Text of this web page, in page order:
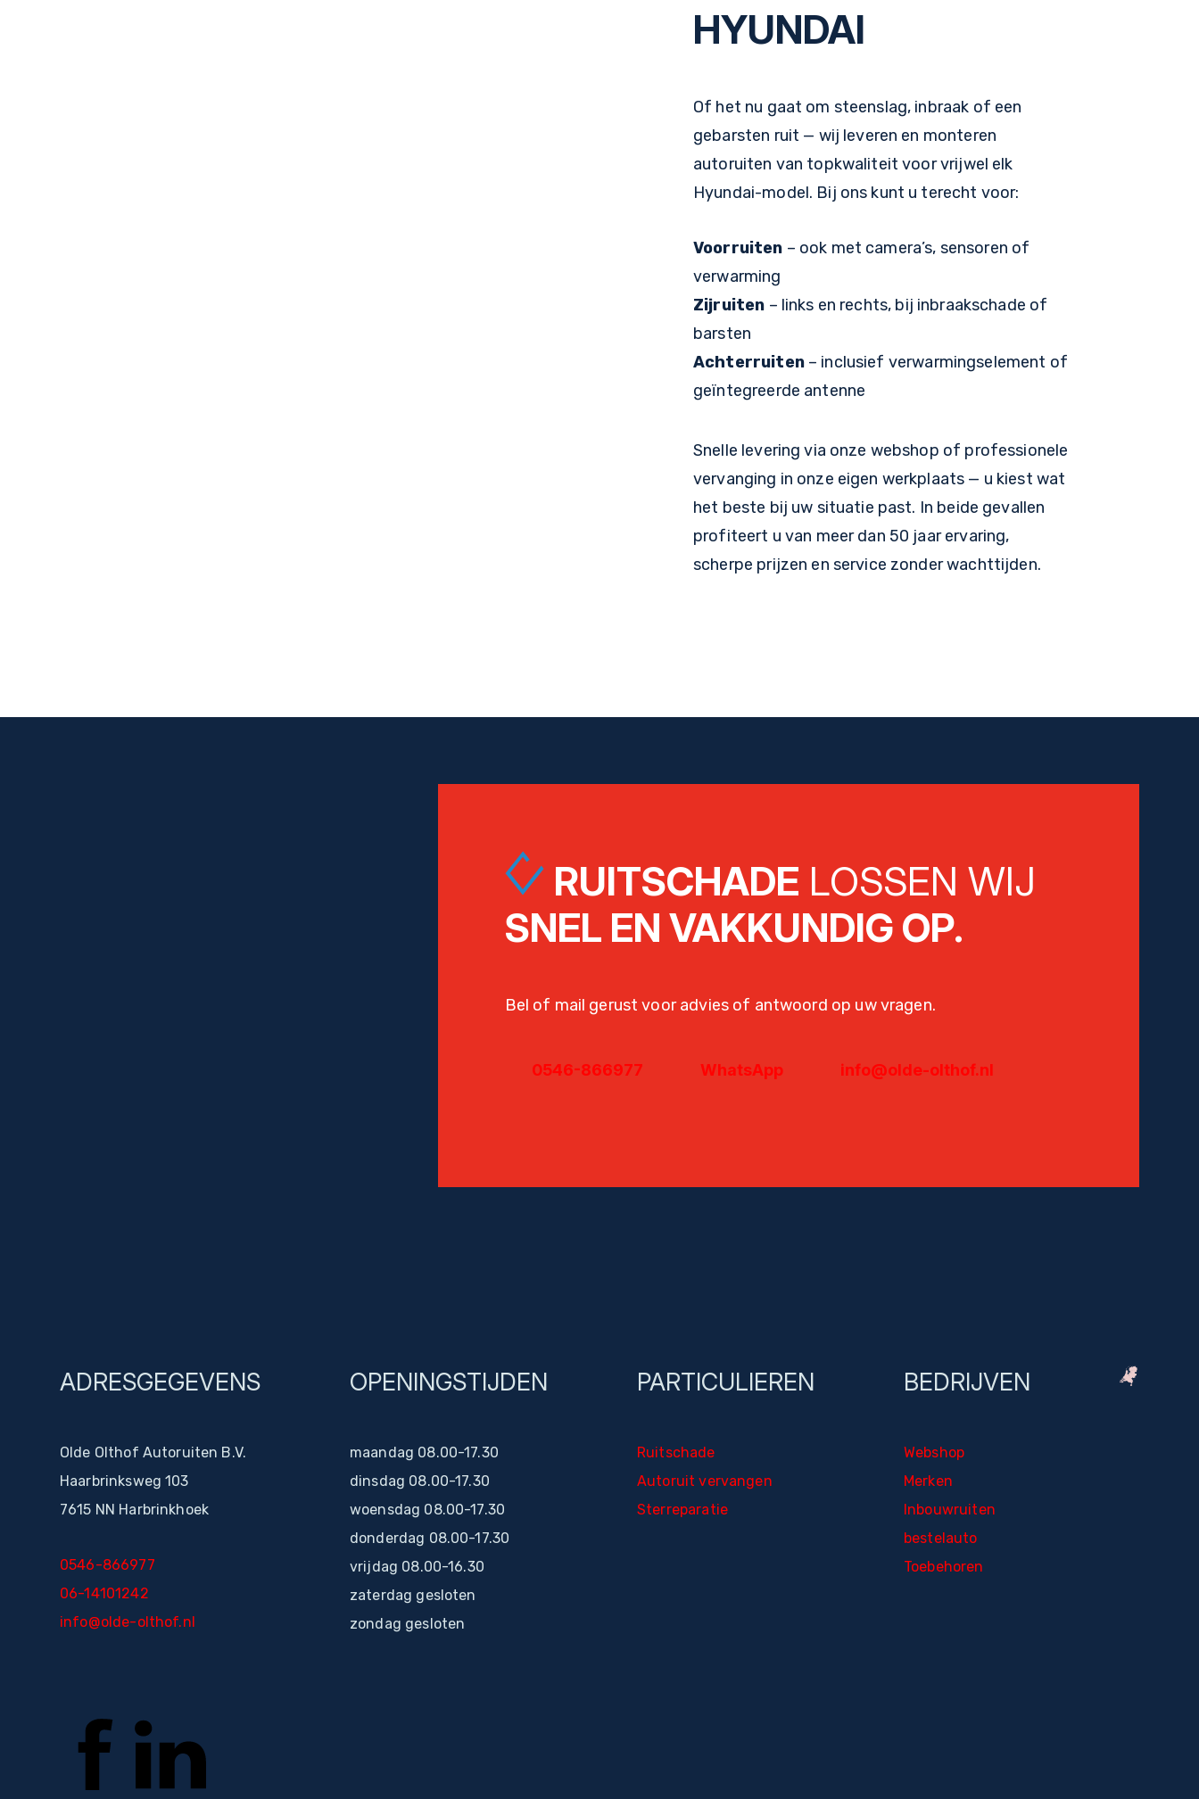
HYUNDAI
Of het nu gaat om steenslag, inbraak of een
gebarsten ruit — wij leveren en monteren
autoruiten van topkwaliteit voor vrijwel elk
Hyundai-model. Bij ons kunt u terecht voor:
Voorruiten – ook met camera’s, sensoren of
verwarming
Zijruiten – links en rechts, bij inbraakschade of
barsten
Achterruiten– inclusief verwarmingselement of
geïntegreerde antenne
Snelle levering via onze webshop of professionele
vervanging in onze eigen werkplaats — u kiest wat
het beste bij uw situatie past. In beide gevallen
profiteert u van meer dan 50 jaar ervaring,
scherpe prijzen en service zonder wachttijden.
RUITSCHADE LOSSEN WIJ
SNEL EN VAKKUNDIG OP.
Bel of mail gerust voor advies of antwoord op uw vragen.
0546-866977 WhatsApp info@olde-olthof.nl
ADRESGEGEVENS
Olde Olthof Autoruiten B.V.
Haarbrinksweg 103
7615 NN Harbrinkhoek
0546-866977
06-14101242
info@olde-olthof.nl
OPENINGSTIJDEN
maandag 08.00-17.30
dinsdag 08.00-17.30
woensdag 08.00-17.30
donderdag 08.00-17.30
vrijdag 08.00-16.30
zaterdag gesloten
zondag gesloten
PARTICULIEREN
Ruitschade
Autoruit vervangen
Sterreparatie
BEDRIJVEN
Webshop
Merken
Inbouwruiten
bestelauto
Toebehoren